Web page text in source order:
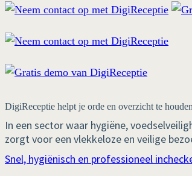
DigiReceptie helpt je orde en overzicht te houden
In een sector waar hygiëne,
zorgt voor een vlekkeloze en veilige
Snel, hygiënisch en professioneel